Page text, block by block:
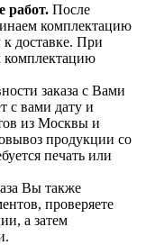
работ. После
комплектацию
к доставке. При
комплектацию
заказа с Вами
с вами дату и
из Москвы и
продукции со
печать или
Вы также
проверяете
а затем